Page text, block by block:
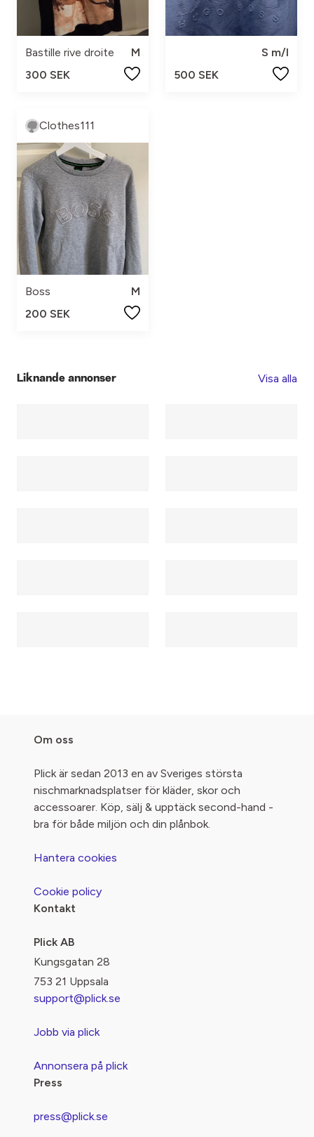
Bastille rive droite
M
300 SEK
S m/l
500 SEK
Clothes111
Boss
M
200 SEK
Liknande annonser Visa alla
Om oss
Plick är sedan 2013 en av Sveriges största
nischmarknadsplatser för kläder, skor och
accessoarer. Köp, sälj & upptäck second-hand -
bra för både miljön och din plånbok.
Hantera cookies
Cookie policy
Kontakt
Plick AB
Kungsgatan 28
753 21 Uppsala
support@plick.se
Jobb via plick
Annonsera på plick
Press
press@plick.se